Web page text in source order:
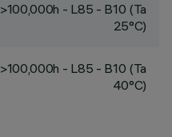
>100,000h - L85 - B10 (Ta
25°C)
>100,000h - L85 - B10 (Ta
40°C)